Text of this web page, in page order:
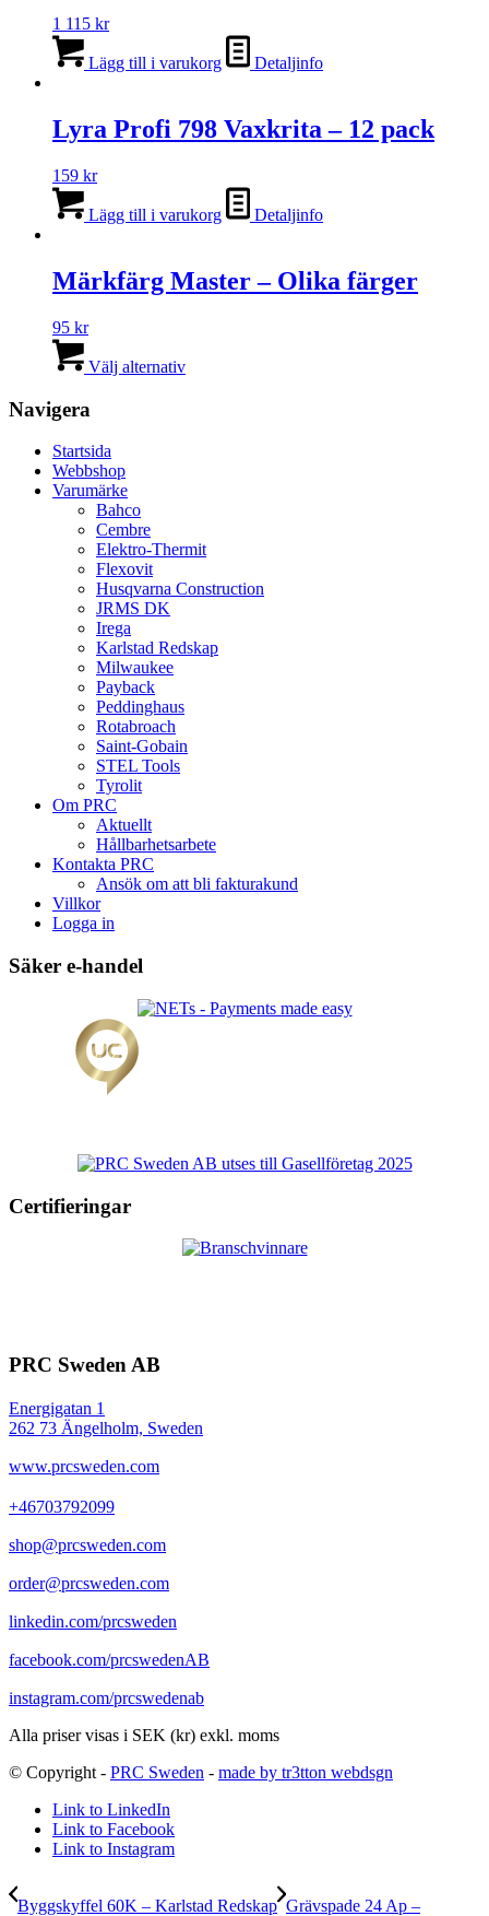
1 115 kr
Lägg till i varukorg Detaljinfo
Lyra Profi 798 Vaxkrita – 12 pack
159 kr
Lägg till i varukorg Detaljinfo
Märkfärg Master – Olika färger
95 kr
Välj alternativhär
väljas
på
produktsidan
Navigera
Startsida
Webbshop
Varumärke
Bahco
Cembre
Elektro-Thermit
Flexovit
Husqvarna Construction
JRMS DK
Irega
Karlstad Redskap
Milwaukee
Payback
Peddinghaus
Rotabroach
Saint-Gobain
STEL Tools
Tyrolit
Om PRC
Aktuellt
Hållbarhetsarbete
Kontakta PRC
Ansök om att bli fakturakund
Villkor
Logga in
Säker e-handel
Certifieringar
PRC Sweden AB
Energigatan 1
262 73 Ängelholm, Sweden
www.prcsweden.com
+46703792099
shop@prcsweden.com
order@prcsweden.com
linkedin.com/prcsweden
facebook.com/prcswedenAB
instagram.com/prcswedenab
Alla priser visas i SEK (kr) exkl. moms
© Copyright - PRC Sweden - made by tr3tton webdsgn
Link to LinkedIn
Link to Facebook
Link to Instagram
Byggskyffel 60K – Karlstad Redskap Grävspade 24 Ap –